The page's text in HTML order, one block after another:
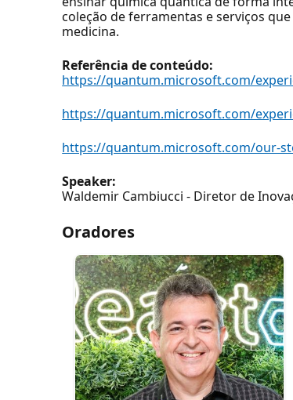
coleção de ferramentas e serviços
medicina.
Referência de conteúdo:
https://quantum.microsoft.com/
https://quantum.microsoft.com/
https://quantum.microsoft.com/our-
Speaker:
Waldemir Cambiucci - Diretor de
Oradores